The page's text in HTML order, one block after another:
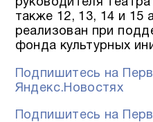
руководителя
также 12, 13, 14 и 15
реализован при
фонда культурных
Подпишитесь на
Яндекс.Новостях
Подпишитесь на